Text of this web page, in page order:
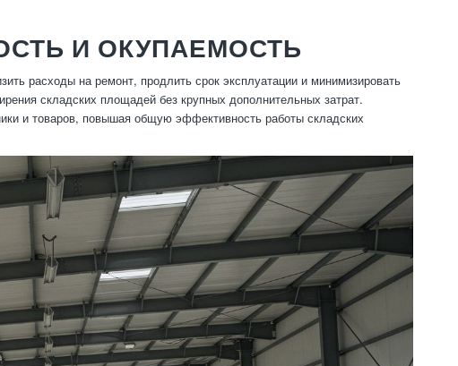
И ОКУПАЕМОСТЬ
расходы на ремонт, продлить срок эксплуатации и минимизировать
складских площадей без крупных дополнительных затрат.
и товаров, повышая общую эффективность работы складских